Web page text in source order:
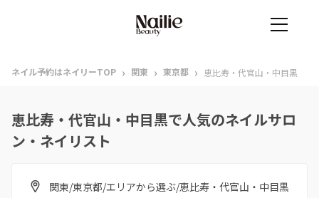
ネイル予約はネイリーTOP › 関東 › 東京都 › 恵比寿・代官山・中目黒
恵比寿・代官山・中目黒で人気のネイルサロ
ン・ネイリスト
関東/東京都/エリアから選ぶ/恵比寿・代官山・中目黒